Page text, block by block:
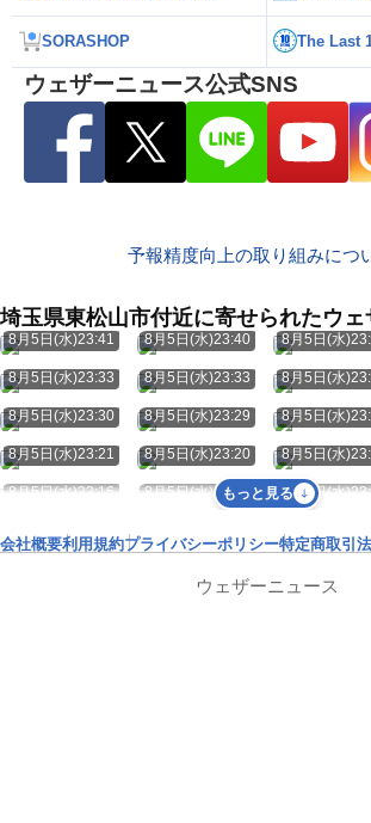
SORASHOP The Last
ウェザーニュース公式SNS
予報精度向上の取り組みにつ
埼玉県東松山市付近に寄せられたウェ
8月5日(水)23:41 8月5日(水)23:40 8月5日(水
8月5日(水)23:33 8月5日(水)23:33 8月5日(水
8月5日(水)23:30 8月5日(水)23:29 8月5日(水
8月5日(水)23:21 8月5日(水)23:20 8月5日(水
8月5日(水)23:16 8月5日(水)23:16 8月5日(水
もっと見る
会社概要利用規約プライバシーポリシー特定商取引
ウェザーニュース